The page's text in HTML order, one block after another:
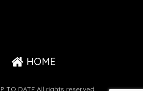
HOME
TO DATE All rights reserved.